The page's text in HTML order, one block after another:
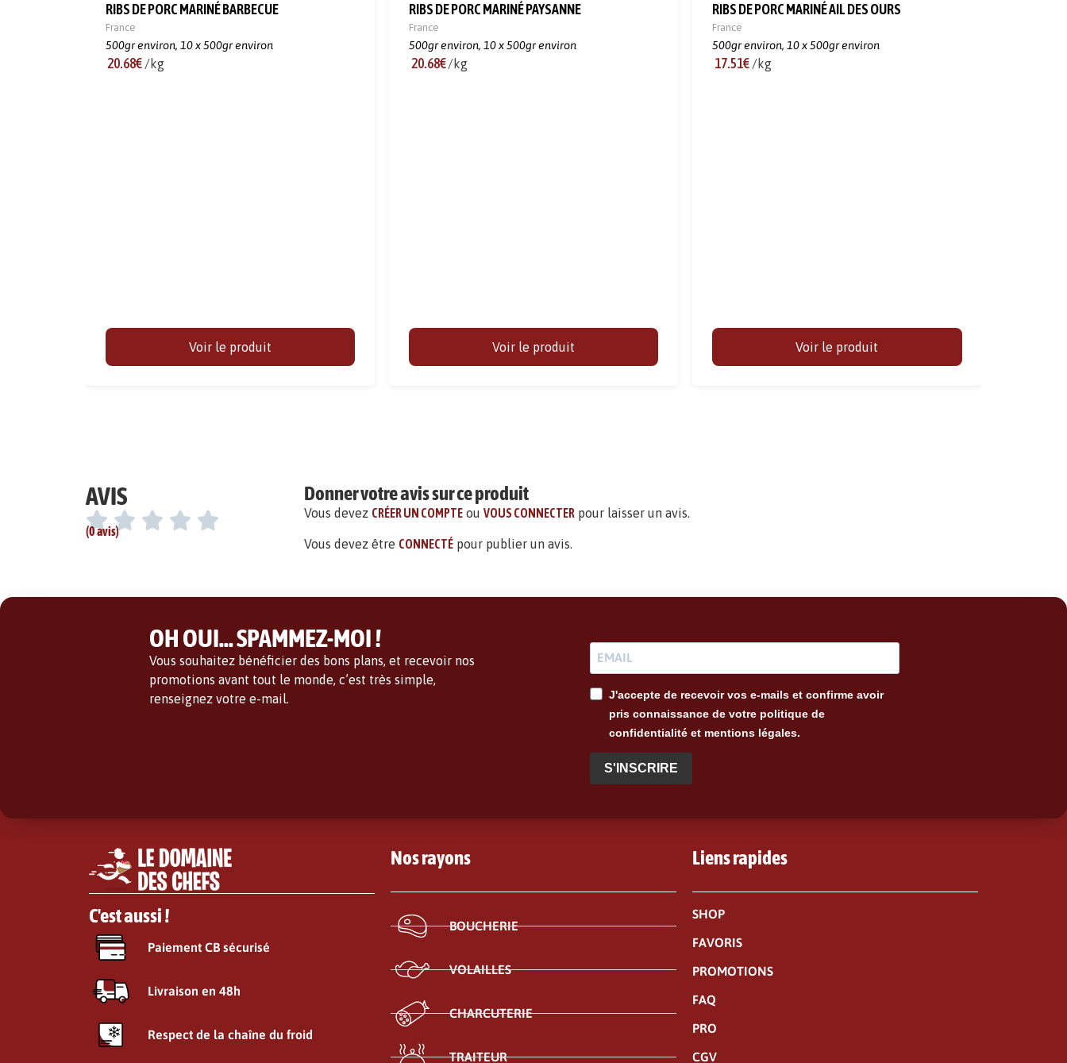
RIBS DE PORC MARINÉ BARBECUE
France
500gr environ, 10 x 500gr environ
20.68€ /kg
Voir le produit
RIBS DE PORC MARINÉ PAYSANNE
France
500gr environ, 10 x 500gr environ
20.68€/kg
Voir le produit
RIBS DE PORC MARINÉ AIL DES OURS
France
500gr environ, 10 x 500gr environ
17.51€ /kg
Voir le produit
AVIS
(0 avis)
Donner votre avis sur ce produit
Vous devez CRÉER UN COMPTEou VOUS CONNECTERpour laisser un avis.
Vous devez être CONNECTÉpour publier un avis.
OH OUI... SPAMMEZ-MOI !
Vous souhaitez bénéficier des bons plans, et recevoir nos
promotions avant tout le monde, c’est très simple,
renseignez votre e-mail.
J'accepte de recevoir vos e-mails et confirme avoir
pris connaissance de votre politique de
confidentialité et mentions légales.
S'INSCRIRE
C'est aussi !
Paiement CB sécurisé
Livraison en 48h
Respect de la chaîne du froid
Nos rayons
BOUCHERIE
VOLAILLES
CHARCUTERIE
TRAITEUR
Liens rapides
SHOP
FAVORIS
PROMOTIONS
FAQ
PRO
CGV